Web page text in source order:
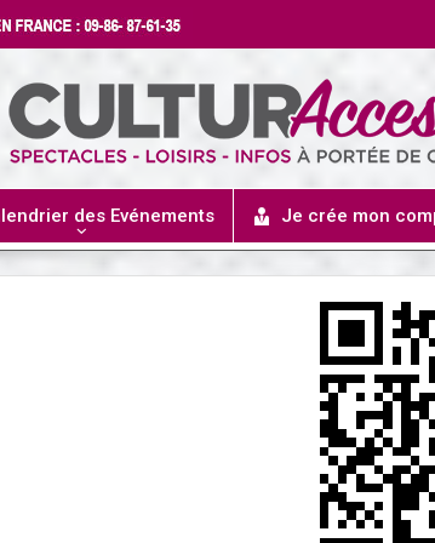
des Evénements Je crée mon